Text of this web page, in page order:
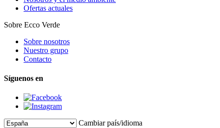
Ofertas actuales
Sobre Ecco Verde
Sobre nosotros
Nuestro grupo
Contacto
Síguenos en
Cambiar país/idioma